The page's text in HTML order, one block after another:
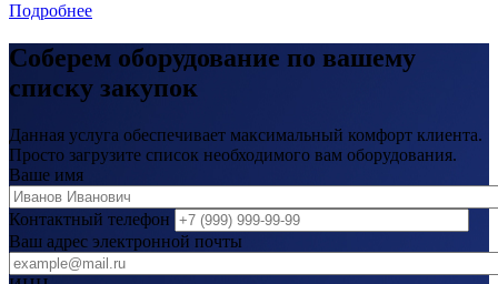
Подробнее
Соберем оборудование по вашему
списку закупок
Данная услуга обеспечивает максимальный комфорт клиента.
Просто загрузите список необходимого вам оборудования.
Ваше имя
Контактный телефон
Ваш адрес электронной почты